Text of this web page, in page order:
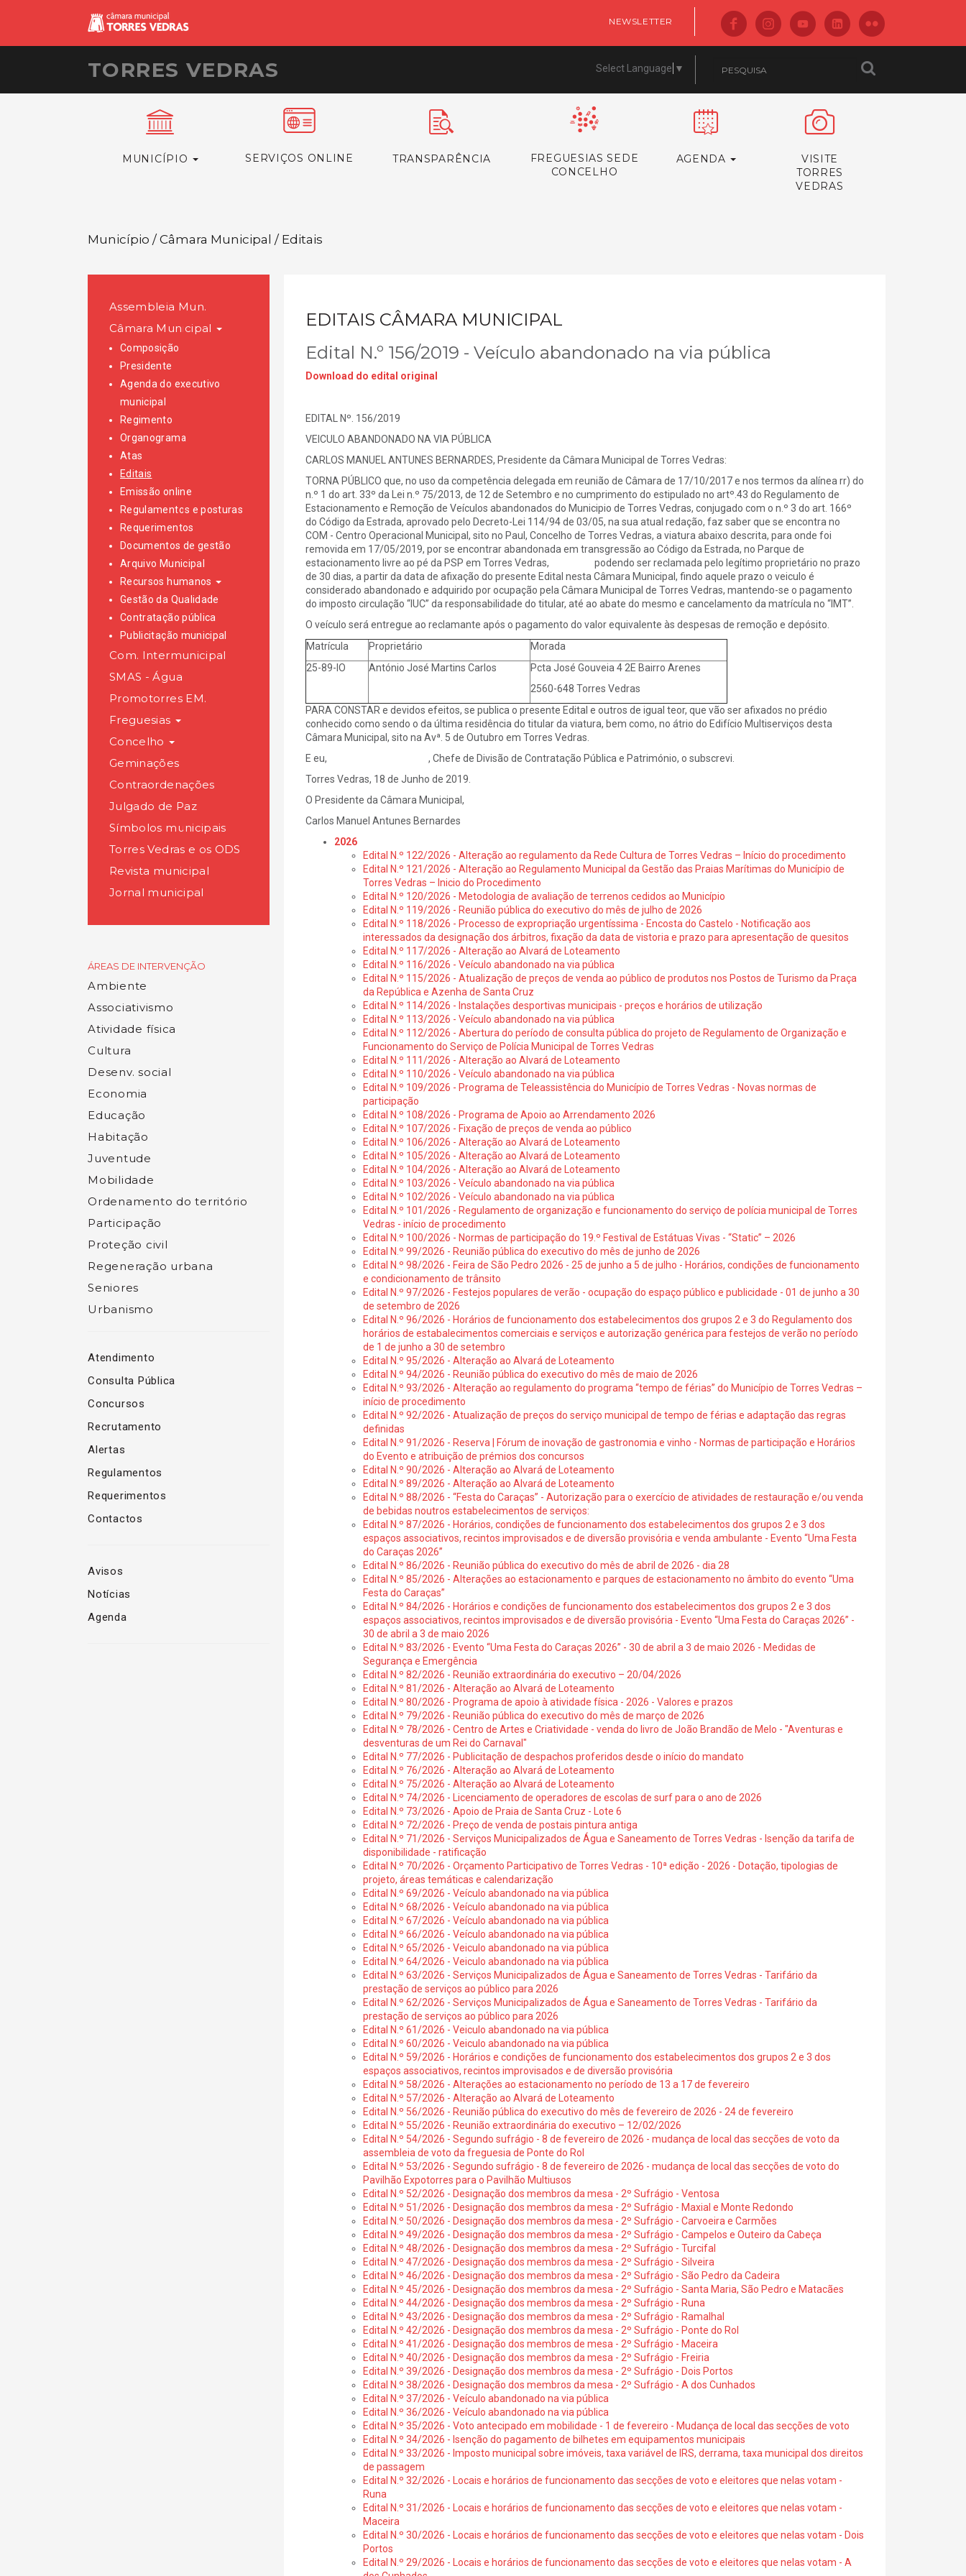
NEWSLETTER
TORRES VEDRAS Select Language ▼
MUNICÍPIO SERVIÇOS ONLINE TRANSPARÊNCIA
FREGUESIAS SEDE
CONCELHO
AGENDA
VISITE
TORRES
VEDRAS
Município / Câmara Municipal / Editais
Assembleia Mun.
Câmara Municipal
Composição
Presidente
Agenda do executivo
municipal
Regimento
Organograma
Atas
Editais
Emissão online
Regulamentos e posturas
Requerimentos
Documentos de gestão
Arquivo Municipal
Recursos humanos
Gestão da Qualidade
Contratação pública
Publicitação municipal
Com. Intermunicipal
SMAS - Água
Promotorres EM.
Freguesias
Concelho
Geminações
Contraordenações
Julgado de Paz
Símbolos municipais
Torres Vedras e os ODS
Revista municipal
Jornal municipal
ÁREAS DE INTERVENÇÃO
Ambiente
Associativismo
Atividade física
Cultura
Desenv. social
Economia
Educação
Habitação
Juventude
Mobilidade
Ordenamento do território
Participação
Proteção civil
Regeneração urbana
Seniores
Urbanismo
Atendimento
Consulta Pública
Concursos
Recrutamento
Alertas
Regulamentos
Requerimentos
Contactos
Avisos
Notícias
Agenda
EDITAIS CÂMARA MUNICIPAL
Edital N.º 156/2019 - Veículo abandonado na via pública
Download do edital original
EDITAL Nº. 156/2019
VEICULO ABANDONADO NA VIA PÚBLICA
CARLOS MANUEL ANTUNES BERNARDES, Presidente da Câmara Municipal de Torres Vedras:
TORNA PÚBLICO que, no uso da competência delegada em reunião de Câmara de 17/10/2017 e nos termos da alínea rr) do
n.º 1 do art. 33º da Lei n.º 75/2013, de 12 de Setembro e no cumprimento do estipulado no artº.43 do Regulamento de
Estacionamento e Remoção de Veículos abandonados do Municipio de Torres Vedras, conjugado com o n.º 3 do art. 166º
do Código da Estrada, aprovado pelo Decreto-Lei 114/94 de 03/05, na sua atual redação, faz saber que se encontra no
COM - Centro Operacional Municipal, sito no Paul, Concelho de Torres Vedras, a viatura abaixo descrita, para onde foi
removida em 17/05/2019, por se encontrar abandonada em transgressão ao Código da Estrada, no Parque de
estacionamento livre ao pé da PSP em Torres Vedras, podendo ser reclamada pelo legítimo proprietário no prazo
de 30 dias, a partir da data de afixação do presente Edital nesta Câmara Municipal, findo aquele prazo o veiculo é
considerado abandonado e adquirido por ocupação pela Câmara Municipal de Torres Vedras, mantendo-se o pagamento
do imposto circulação “IUC” da responsabilidade do titular, até ao abate do mesmo e cancelamento da matrícula no “IMT”.
O veículo será entregue ao reclamante após o pagamento do valor equivalente às despesas de remoção e depósito.
Matrícula
Proprietário
Morada
25-89-IO
António José Martins Carlos
Pcta José Gouveia 4 2E Bairro Arenes
2560-648 Torres Vedras
PARA CONSTAR e devidos efeitos, se publica o presente Edital e outros de igual teor, que vão ser afixados no prédio
conhecido como sendo o da última residência do titular da viatura, bem como, no átrio do Edifício Multiserviços desta
Câmara Municipal, sito na Avª. 5 de Outubro em Torres Vedras.
E eu, , Chefe de Divisão de Contratação Pública e Património, o subscrevi.
Torres Vedras, 18 de Junho de 2019.
O Presidente da Câmara Municipal,
Carlos Manuel Antunes Bernardes
2026
Edital N.º 122/2026 - Alteração ao regulamento da Rede Cultura de Torres Vedras – Início do procedimento
Edital N.º 121/2026 - Alteração ao Regulamento Municipal da Gestão das Praias Marítimas do Município de
Torres Vedras – Inicio do Procedimento
Edital N.º 120/2026 - Metodologia de avaliação de terrenos cedidos ao Município
Edital N.º 119/2026 - Reunião pública do executivo do mês de julho de 2026
Edital N.º 118/2026 - Processo de expropriação urgentíssima - Encosta do Castelo - Notificação aos
interessados da designação dos árbitros, fixação da data de vistoria e prazo para apresentação de quesitos
Edital N.º 117/2026 - Alteração ao Alvará de Loteamento
Edital N.º 116/2026 - Veículo abandonado na via pública
Edital N.º 115/2026 - Atualização de preços de venda ao público de produtos nos Postos de Turismo da Praça
da República e Azenha de Santa Cruz
Edital N.º 114/2026 - Instalações desportivas municipais - preços e horários de utilização
Edital N.º 113/2026 - Veículo abandonado na via pública
Edital N.º 112/2026 - Abertura do período de consulta pública do projeto de Regulamento de Organização e
Funcionamento do Serviço de Polícia Municipal de Torres Vedras
Edital N.º 111/2026 - Alteração ao Alvará de Loteamento
Edital N.º 110/2026 - Veículo abandonado na via pública
Edital N.º 109/2026 - Programa de Teleassistência do Município de Torres Vedras - Novas normas de
participação
Edital N.º 108/2026 - Programa de Apoio ao Arrendamento 2026
Edital N.º 107/2026 - Fixação de preços de venda ao público
Edital N.º 106/2026 - Alteração ao Alvará de Loteamento
Edital N.º 105/2026 - Alteração ao Alvará de Loteamento
Edital N.º 104/2026 - Alteração ao Alvará de Loteamento
Edital N.º 103/2026 - Veículo abandonado na via pública
Edital N.º 102/2026 - Veículo abandonado na via pública
Edital N.º 101/2026 - Regulamento de organização e funcionamento do serviço de polícia municipal de Torres
Vedras - início de procedimento
Edital N.º 100/2026 - Normas de participação do 19.º Festival de Estátuas Vivas - “Static” – 2026
Edital N.º 99/2026 - Reunião pública do executivo do mês de junho de 2026
Edital N.º 98/2026 - Feira de São Pedro 2026 - 25 de junho a 5 de julho - Horários, condições de funcionamento
e condicionamento de trânsito
Edital N.º 97/2026 - Festejos populares de verão - ocupação do espaço público e publicidade - 01 de junho a 30
de setembro de 2026
Edital N.º 96/2026 - Horários de funcionamento dos estabelecimentos dos grupos 2 e 3 do Regulamento dos
horários de estabalecimentos comerciais e serviços e autorização genérica para festejos de verão no período
de 1 de junho a 30 de setembro
Edital N.º 95/2026 - Alteração ao Alvará de Loteamento
Edital N.º 94/2026 - Reunião pública do executivo do mês de maio de 2026
Edital N.º 93/2026 - Alteração ao regulamento do programa “tempo de férias” do Município de Torres Vedras –
início de procedimento
Edital N.º 92/2026 - Atualização de preços do serviço municipal de tempo de férias e adaptação das regras
definidas
Edital N.º 91/2026 - Reserva | Fórum de inovação de gastronomia e vinho - Normas de participação e Horários
do Evento e atribuição de prémios dos concursos
Edital N.º 90/2026 - Alteração ao Alvará de Loteamento
Edital N.º 89/2026 - Alteração ao Alvará de Loteamento
Edital N.º 88/2026 - “Festa do Caraças” - Autorização para o exercício de atividades de restauração e/ou venda
de bebidas noutros estabelecimentos de serviços:
Edital N.º 87/2026 - Horários, condições de funcionamento dos estabelecimentos dos grupos 2 e 3 dos
espaços associativos, recintos improvisados e de diversão provisória e venda ambulante - Evento “Uma Festa
do Caraças 2026”
Edital N.º 86/2026 - Reunião pública do executivo do mês de abril de 2026 - dia 28
Edital N.º 85/2026 - Alterações ao estacionamento e parques de estacionamento no âmbito do evento “Uma
Festa do Caraças”
Edital N.º 84/2026 - Horários e condições de funcionamento dos estabelecimentos dos grupos 2 e 3 dos
espaços associativos, recintos improvisados e de diversão provisória - Evento “Uma Festa do Caraças 2026” -
30 de abril a 3 de maio 2026
Edital N.º 83/2026 - Evento “Uma Festa do Caraças 2026” - 30 de abril a 3 de maio 2026 - Medidas de
Segurança e Emergência
Edital N.º 82/2026 - Reunião extraordinária do executivo – 20/04/2026
Edital N.º 81/2026 - Alteração ao Alvará de Loteamento
Edital N.º 80/2026 - Programa de apoio à atividade física - 2026 - Valores e prazos
Edital N.º 79/2026 - Reunião pública do executivo do mês de março de 2026
Edital N.º 78/2026 - Centro de Artes e Criatividade - venda do livro de João Brandão de Melo - "Aventuras e
desventuras de um Rei do Carnaval"
Edital N.º 77/2026 - Publicitação de despachos proferidos desde o início do mandato
Edital N.º 76/2026 - Alteração ao Alvará de Loteamento
Edital N.º 75/2026 - Alteração ao Alvará de Loteamento
Edital N.º 74/2026 - Licenciamento de operadores de escolas de surf para o ano de 2026
Edital N.º 73/2026 - Apoio de Praia de Santa Cruz - Lote 6
Edital N.º 72/2026 - Preço de venda de postais pintura antiga
Edital N.º 71/2026 - Serviços Municipalizados de Água e Saneamento de Torres Vedras - Isenção da tarifa de
disponibilidade - ratificação
Edital N.º 70/2026 - Orçamento Participativo de Torres Vedras - 10ª edição - 2026 - Dotação, tipologias de
projeto, áreas temáticas e calendarização
Edital N.º 69/2026 - Veículo abandonado na via pública
Edital N.º 68/2026 - Veículo abandonado na via pública
Edital N.º 67/2026 - Veículo abandonado na via pública
Edital N.º 66/2026 - Veículo abandonado na via pública
Edital N.º 65/2026 - Veiculo abandonado na via pública
Edital N.º 64/2026 - Veiculo abandonado na via pública
Edital N.º 63/2026 - Serviços Municipalizados de Água e Saneamento de Torres Vedras - Tarifário da
prestação de serviços ao público para 2026
Edital N.º 62/2026 - Serviços Municipalizados de Água e Saneamento de Torres Vedras - Tarifário da
prestação de serviços ao público para 2026
Edital N.º 61/2026 - Veiculo abandonado na via pública
Edital N.º 60/2026 - Veiculo abandonado na via pública
Edital N.º 59/2026 - Horários e condições de funcionamento dos estabelecimentos dos grupos 2 e 3 dos
espaços associativos, recintos improvisados e de diversão provisória
Edital N.º 58/2026 - Alterações ao estacionamento no período de 13 a 17 de fevereiro
Edital N.º 57/2026 - Alteração ao Alvará de Loteamento
Edital N.º 56/2026 - Reunião pública do executivo do mês de fevereiro de 2026 - 24 de fevereiro
Edital N.º 55/2026 - Reunião extraordinária do executivo – 12/02/2026
Edital N.º 54/2026 - Segundo sufrágio - 8 de fevereiro de 2026 - mudança de local das secções de voto da
assembleia de voto da freguesia de Ponte do Rol
Edital N.º 53/2026 - Segundo sufrágio - 8 de fevereiro de 2026 - mudança de local das secções de voto do
Pavilhão Expotorres para o Pavilhão Multiusos
Edital N.º 52/2026 - Designação dos membros da mesa - 2º Sufrágio - Ventosa
Edital N.º 51/2026 - Designação dos membros da mesa - 2º Sufrágio - Maxial e Monte Redondo
Edital N.º 50/2026 - Designação dos membros da mesa - 2º Sufrágio - Carvoeira e Carmões
Edital N.º 49/2026 - Designação dos membros da mesa - 2º Sufrágio - Campelos e Outeiro da Cabeça
Edital N.º 48/2026 - Designação dos membros da mesa - 2º Sufrágio - Turcifal
Edital N.º 47/2026 - Designação dos membros da mesa - 2º Sufrágio - Silveira
Edital N.º 46/2026 - Designação dos membros da mesa - 2º Sufrágio - São Pedro da Cadeira
Edital N.º 45/2026 - Designação dos membros da mesa - 2º Sufrágio - Santa Maria, São Pedro e Matacães
Edital N.º 44/2026 - Designação dos membros da mesa - 2º Sufrágio - Runa
Edital N.º 43/2026 - Designação dos membros da mesa - 2º Sufrágio - Ramalhal
Edital N.º 42/2026 - Designação dos membros da mesa - 2º Sufrágio - Ponte do Rol
Edital N.º 41/2026 - Designação dos membros de mesa - 2º Sufrágio - Maceira
Edital N.º 40/2026 - Designação dos membros da mesa - 2º Sufrágio - Freiria
Edital N.º 39/2026 - Designação dos membros da mesa - 2º Sufrágio - Dois Portos
Edital N.º 38/2026 - Designação dos membros da mesa - 2º Sufrágio - A dos Cunhados
Edital N.º 37/2026 - Veículo abandonado na via pública
Edital N.º 36/2026 - Veículo abandonado na via pública
Edital N.º 35/2026 - Voto antecipado em mobilidade - 1 de fevereiro - Mudança de local das secções de voto
Edital N.º 34/2026 - Isenção do pagamento de bilhetes em equipamentos municipais
Edital N.º 33/2026 - Imposto municipal sobre imóveis, taxa variável de IRS, derrama, taxa municipal dos direitos
de passagem
Edital N.º 32/2026 - Locais e horários de funcionamento das secções de voto e eleitores que nelas votam -
Runa
Edital N.º 31/2026 - Locais e horários de funcionamento das secções de voto e eleitores que nelas votam -
Maceira
Edital N.º 30/2026 - Locais e horários de funcionamento das secções de voto e eleitores que nelas votam - Dois
Portos
Edital N.º 29/2026 - Locais e horários de funcionamento das secções de voto e eleitores que nelas votam - A